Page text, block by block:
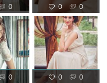
0 0 0
0 0 0